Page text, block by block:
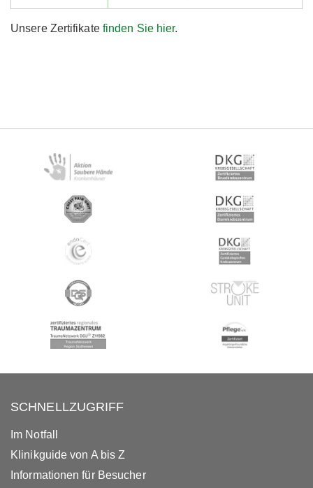
Unsere Zertifikate finden Sie hier.
SCHNELLZUGRIFF
Im Notfall
Klinikguide von A bis Z
Informationen für Besucher